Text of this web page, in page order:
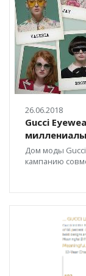
26.06.2018
Gucci
миллениалы
Дом моды
кампанию